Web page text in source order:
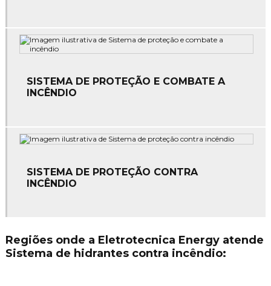
Empresas de manutenção elétrica
Instalação de alarme de incêndio
Instalação de equipamentos de combate a incêndio
Instalação de hidrantes
Instalação de para raios em mato grosso
SISTEMA DE PROTEÇÃO E COMBATE A
INCÊNDIO
SISTEMA DE PROTEÇÃO CONTRA
INCÊNDIO
Regiões onde a Eletrotecnica Energy atende
Sistema de hidrantes contra incêndio: